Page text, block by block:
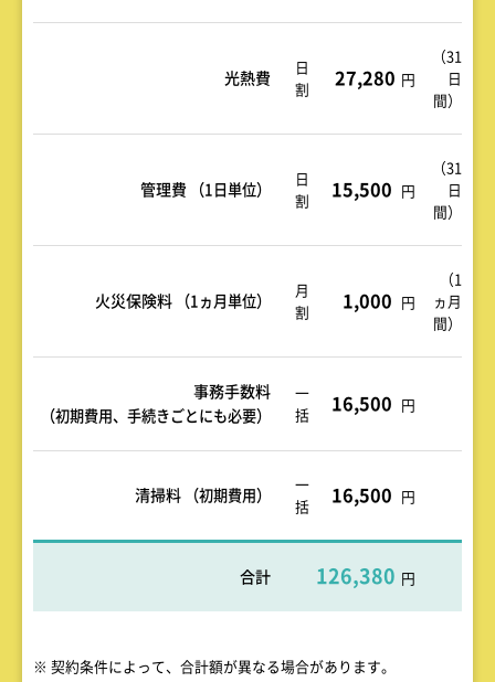
光熱費
日
割
27,280 円
（31
日
間）
管理費 （1日単位）
日
割
15,500 円
（31
日
間）
火災保険料 （1ヵ月単位）
月
割
1,000 円
（1
ヵ月
間）
事務手数料
（初期費用、手続きごとにも必要）
一
括
16,500 円
清掃料 （初期費用）
一
括
16,500 円
合計 126,380 円
※ 契約条件によって、合計額が異なる場合があります。